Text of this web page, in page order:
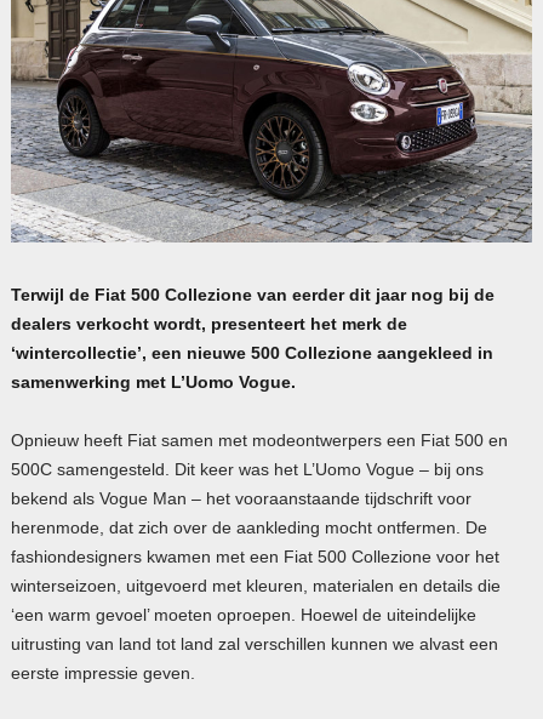
Terwijl de Fiat 500 Collezione van eerder dit jaar nog bij de
dealers verkocht wordt, presenteert het merk de
‘wintercollectie’, een nieuwe 500 Collezione aangekleed in
samenwerking met L’Uomo Vogue.
Opnieuw heeft Fiat samen met modeontwerpers een Fiat 500 en
500C samengesteld. Dit keer was het L’Uomo Vogue – bij ons
bekend als Vogue Man – het vooraanstaande tijdschrift voor
herenmode, dat zich over de aankleding mocht ontfermen. De
fashiondesigners kwamen met een Fiat 500 Collezione voor het
winterseizoen, uitgevoerd met kleuren, materialen en details die
‘een warm gevoel’ moeten oproepen. Hoewel de uiteindelijke
uitrusting van land tot land zal verschillen kunnen we alvast een
eerste impressie geven.